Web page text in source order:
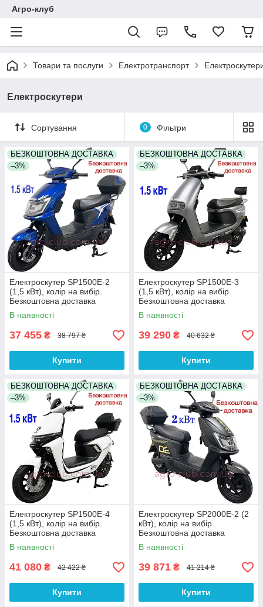
Агро-клуб
Товари та послуги Електротранспорт
Електроскутери
Сортування 0 Фільтри
БЕЗКОШТОВНА ДОСТАВКА
–3%
Електроскутер SP1500E-2
(1,5 кВт), колір на вибір.
Безкоштовна доставка
В наявності
37 455 ₴ 38 797 ₴
Купити
БЕЗКОШТОВНА ДОСТАВКА
–3%
Електроскутер SP1500E-3
(1,5 кВт), колір на вибір.
Безкоштовна доставка
В наявності
39 290 ₴ 40 632 ₴
Купити
БЕЗКОШТОВНА ДОСТАВКА
–3%
Електроскутер SP1500E-4
(1,5 кВт), колір на вибір.
Безкоштовна доставка
В наявності
41 080 ₴ 42 422 ₴
Купити
БЕЗКОШТОВНА ДОСТАВКА
–3%
Електроскутер SP2000E-2 (2
кВт), колір на вибір.
Безкоштовна доставка
В наявності
39 871 ₴ 41 214 ₴
Купити